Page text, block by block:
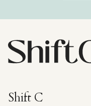
Shift C